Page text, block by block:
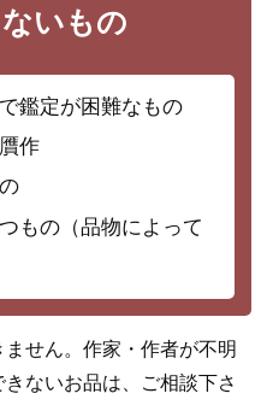
いもの
鑑定が困難なもの
作
もの（品物によって
ません。作家・作者が不明
ないお品は、ご相談下さ